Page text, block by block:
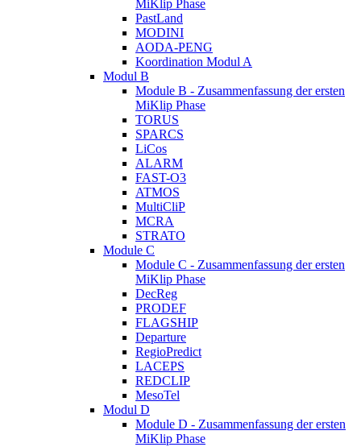
MiKlip Phase
PastLand
MODINI
AODA-PENG
Koordination Modul A
Modul B
Module B - Zusammenfassung der ersten
MiKlip Phase
TORUS
SPARCS
LiCos
ALARM
FAST-O3
ATMOS
MultiCliP
MCRA
STRATO
Module C
Module C - Zusammenfassung der ersten
MiKlip Phase
DecReg
PRODEF
FLAGSHIP
Departure
RegioPredict
LACEPS
REDCLIP
MesoTel
Modul D
Module D - Zusammenfassung der ersten
MiKlip Phase